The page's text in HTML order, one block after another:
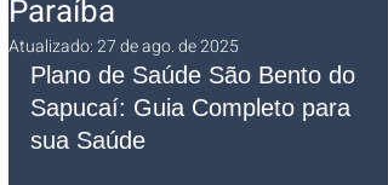
Paraíba
Atualizado:27 de ago. de 2025
Plano de Saúde São Bento do
Sapucaí: Guia Completo para
sua Saúde